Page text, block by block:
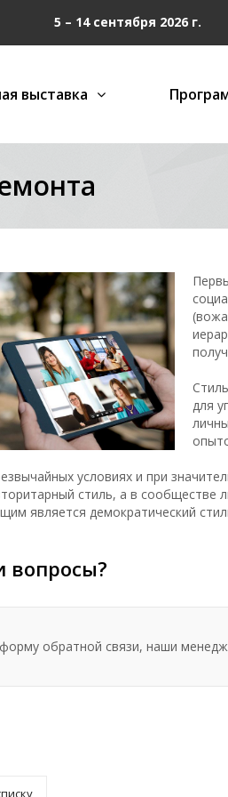
5 – 14 сентября 2026 г.
выставка
для
условиях и при
стиль, а в сообществе
является демократический
вопросы?
обратной связи, наши